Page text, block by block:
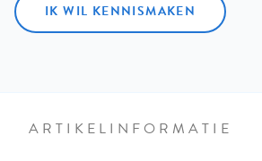
IK WIL KENNISMAKEN
ARTIKELINFORMATIE